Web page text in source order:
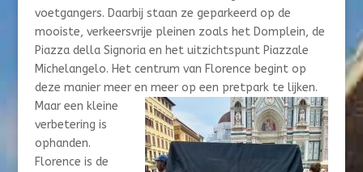
voetgangers. Daarbij staan ze geparkeerd op de
mooiste, verkeersvrije pleinen zoals het Domplein, de
Piazza della Signoria en het uitzichtspunt Piazzale
Michelangelo. Het centrum van Florence begint op
deze manier meer en meer op een pretpark te lijken.
Maar een kleine
verbetering is
ophanden.
Florence is de